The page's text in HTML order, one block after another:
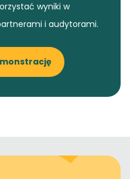
wyniki w
i audytorami.